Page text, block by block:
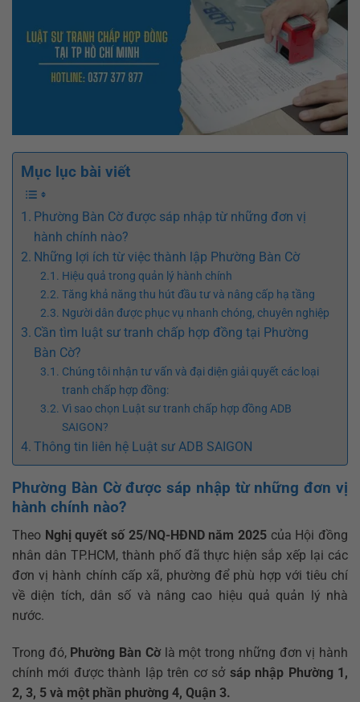
Mục lục bài viết
Phường Bàn Cờ được sáp nhập từ những đơn vị
hành chính nào?
Những lợi ích từ việc thành lập Phường Bàn Cờ
Hiệu quả trong quản lý hành chính
Tăng khả năng thu hút đầu tư và nâng cấp hạ tầng
Người dân được phục vụ nhanh chóng, chuyên nghiệp
Cần tìm luật sư tranh chấp hợp đồng tại Phường
Bàn Cờ?
Chúng tôi nhận tư vấn và đại diện giải quyết các loại
tranh chấp hợp đồng:
Vì sao chọn Luật sư tranh chấp hợp đồng ADB
SAIGON?
Thông tin liên hệ Luật sư ADB SAIGON
Phường Bàn Cờ được sáp nhập từ những đơn vị
hành chính nào?
Theo Nghị quyết số 25/NQ-HĐND năm 2025 của Hội đồng
nhân dân TP.HCM, thành phố đã thực hiện sắp xếp lại các
đơn vị hành chính cấp xã, phường để phù hợp với tiêu chí
về diện tích, dân số và nâng cao hiệu quả quản lý nhà
nước.
Trong đó, Phường Bàn Cờlà một trong những đơn vị hành
chính mới được thành lập trên cơ sở sáp nhập Phường 1,
2, 3, 5 và một phần phường 4, Quận 3.